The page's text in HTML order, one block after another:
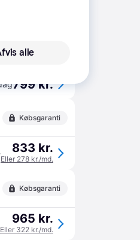
Købsgaranti
799 kr.
Købsgaranti
833 kr.
Eller 278 kr./md.
Købsgaranti
965 kr.
Eller 322 kr./md.
alle